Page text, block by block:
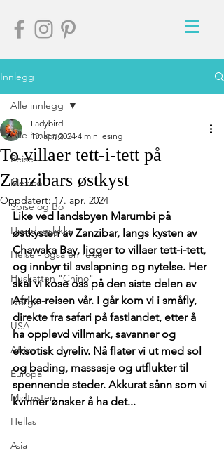
Innlegg
Alle innlegg
Reise
Mexico
Spise og Bo
Hverdagslykke
Helse - også en reise
Huskatten "Chino"
Norge
USA
Afrika
Europa
Midtøsten
Hellas
Asia
Alle innlegg
To villaer tett-i-tett på
Zanzibars østkyst
Ladybird
13. apr. 2024 4 min lesing
Oppdatert:17. apr. 2024
Like ved landsbyen Marumbi på
østkysten av Zanzibar, langs kysten av
Chawaka Bay, ligger to villaer tett-i-tett,
og innbyr til avslapning og nytelse. Her
skal vi kose oss på den siste delen av
Afrika-reisen vår. I går kom vi i småfly,
direkte fra safari på fastlandet, etter å
ha opplevd villmark, savanner og
eksotisk dyreliv. Nå flater vi ut med sol
og bading, massasje og utflukter til
spennende steder. Akkurat sånn som vi
kvinner ønsker å ha det...